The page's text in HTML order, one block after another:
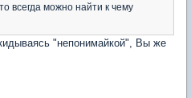
всегда можно найти к чему
"непонимайкой", Вы же